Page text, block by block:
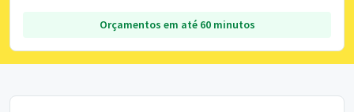
Orçamentos em até 60 minutos